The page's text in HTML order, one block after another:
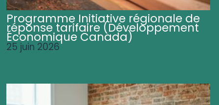
Programme Initiative régionale de
réponse tarifaire (Développement
Économique Canada)
25 juin 2026